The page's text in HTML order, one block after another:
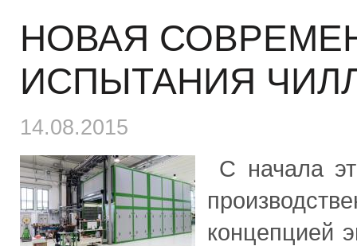
НОВАЯ
ИСПЫТАНИЯ
14.08.2015
С начала
концепцией